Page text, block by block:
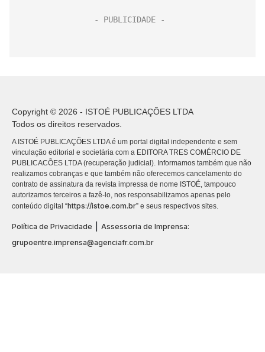
Copyright © 2026 - ISTOÉ PUBLICAÇÕES LTDA
Todos os direitos reservados.
A ISTOÉ PUBLICAÇÕES LTDA é um portal digital independente e sem
vinculação editorial e societária com a EDITORA TRES COMÉRCIO DE
PUBLICACÕES LTDA (recuperação judicial). Informamos também que não
realizamos cobranças e que também não oferecemos cancelamento do
contrato de assinatura da revista impressa de nome ISTOÉ, tampouco
autorizamos terceiros a fazê-lo, nos responsabilizamos apenas pelo
conteúdo digital “https://istoe.com.br” e seus respectivos sites.
Política de Privacidade
Assessoria de Imprensa:
grupoentre.imprensa@agenciafr.com.br